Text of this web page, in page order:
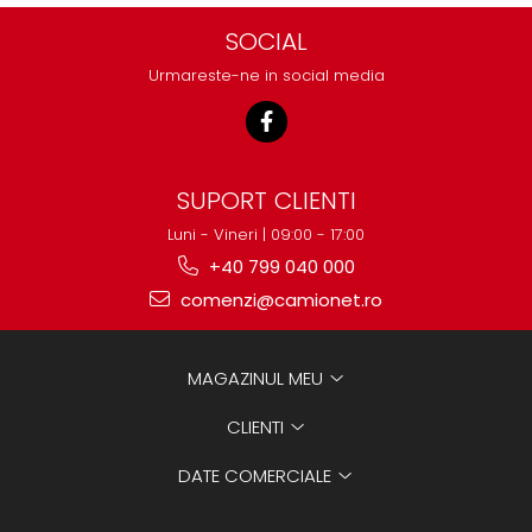
SOCIAL
Urmareste-ne in social media
SUPORT CLIENTI
Luni - Vineri | 09:00 - 17:00
+40 799 040 000
comenzi@camionet.ro
MAGAZINUL MEU
CLIENTI
DATE COMERCIALE